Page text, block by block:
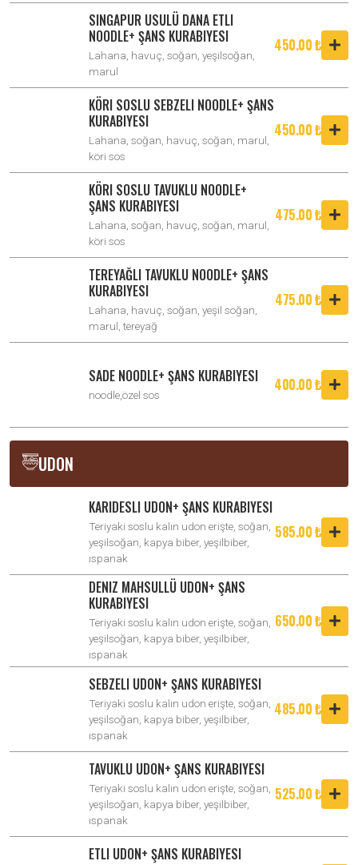
SINGAPUR USULÜ DANA ETLI
NOODLE+ ŞANS KURABIYESI
Lahana, havuç, soğan, yeşilsoğan,
marul
450.00 ₺
KÖRI SOSLU SEBZELI NOODLE+ ŞANS
KURABIYESI
Lahana, soğan, havuç, soğan, marul,
köri sos
450.00 ₺
KÖRI SOSLU TAVUKLU NOODLE+
ŞANS KURABIYESI
Lahana, soğan, havuç, soğan, marul,
köri sos
475.00 ₺
TEREYAĞLI TAVUKLU NOODLE+ ŞANS
KURABIYESI
Lahana, havuç, soğan, yeşil soğan,
marul, tereyağ
475.00 ₺
SADE NOODLE+ ŞANS KURABIYESI
noodle,özel sos
400.00 ₺
UDON
KARIDESLI UDON+ ŞANS KURABIYESI
Teriyaki soslu kalın udon erişte, soğan,
yeşilsoğan, kapya biber, yeşilbiber,
ıspanak
585.00 ₺
DENIZ MAHSULLÜ UDON+ ŞANS
KURABIYESI
Teriyaki soslu kalın udon erişte, soğan,
yeşilsoğan, kapya biber, yeşilbiber,
ıspanak
650.00 ₺
SEBZELI UDON+ ŞANS KURABIYESI
Teriyaki soslu kalın udon erişte, soğan,
yeşilsoğan, kapya biber, yeşilbiber,
ıspanak
485.00 ₺
TAVUKLU UDON+ ŞANS KURABIYESI
Teriyaki soslu kalın udon erişte, soğan,
yeşilsoğan, kapya biber, yeşilbiber,
ıspanak
525.00 ₺
ETLI UDON+ ŞANS KURABIYESI